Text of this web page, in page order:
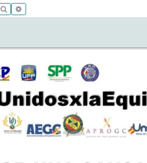
Buscar